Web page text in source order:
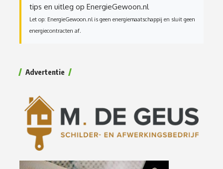
tips en uitleg op EnergieGewoon.nl
Let op: EnergieGewoon.nl is geen energiemaatschappij en sluit geen
energiecontracten af.
Advertentie